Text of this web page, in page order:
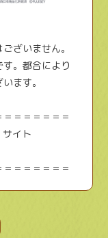
ざいません。
。都合により
ます。
＝＝＝＝＝＝
イト
＝＝＝＝＝＝